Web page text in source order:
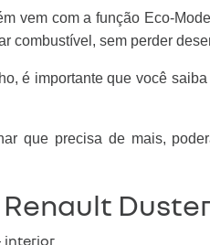
vem com a função Eco-
combustível, sem perder
é importante que você
que precisa de mais,
Duster